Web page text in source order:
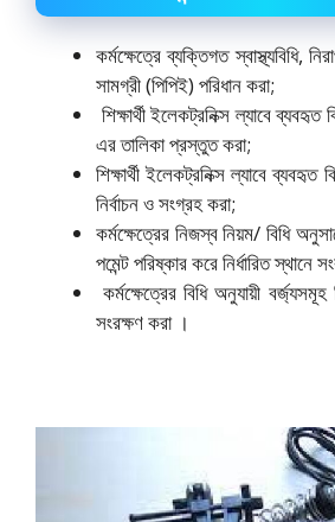
কর্মক্ষেত্রে ব্যক্তিগত স্বাস্থ্যবিধি,
সামগ্রী (পিপিই) পরিধান করা;
শিক্ষার্থী ইলেকট্রনিক্স ল্যাবে
এর তালিকা প্রস্তুত করা;
শিক্ষার্থী ইলেকট্রনিক্স ল্যাবে
নির্বাচন ও সংগ্রহ করা;
কর্মক্ষেত্রের নিজস্ব নিয়ম/ বিধি
পমেন্ট পরিষ্কার করে নির্ধারিত স্থানে
কর্মক্ষেত্রের বিধি অনুযায়ী
সংরক্ষণ করা ।